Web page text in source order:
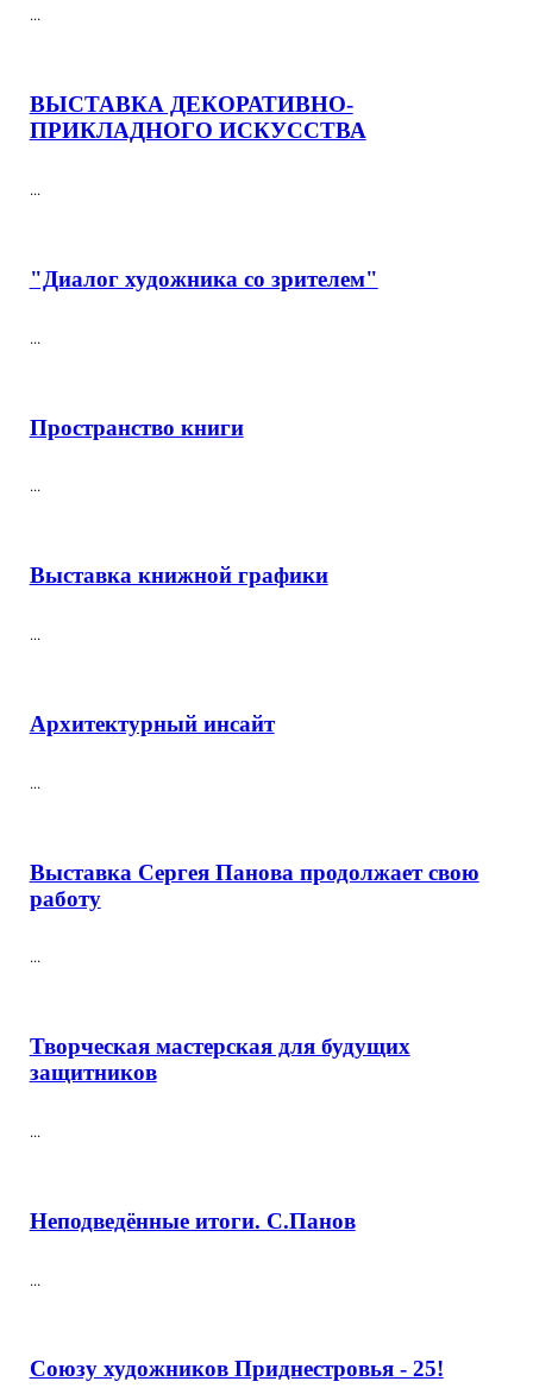
...
ВЫСТАВКА ДЕКОРАТИВНО-
ПРИКЛАДНОГО ИСКУССТВА
...
"Диалог художника со зрителем"
...
Пространство книги
...
Выставка книжной графики
...
Архитектурный инсайт
...
Выставка Сергея Панова продолжает свою
работу
...
Творческая мастерская для будущих
защитников
...
Неподведённые итоги. С.Панов
...
Союзу художников Приднестровья - 25!